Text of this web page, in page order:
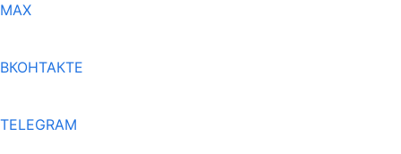
MAX
ВКОНТАКТЕ
TELEGRAM